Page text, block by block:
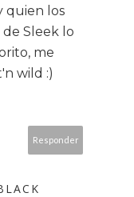
quien los
Sleek lo
me
wild :)
Responder